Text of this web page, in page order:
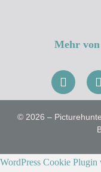
Mehr von
© 2026 –
WordPress Cookie